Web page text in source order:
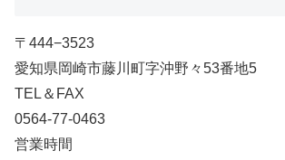
〒444−3523
愛知県岡崎市藤川町字沖野々53番地5
TEL＆FAX
0564-77-0463
営業時間